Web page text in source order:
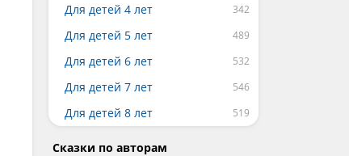
Для детей 4 лет
Для детей 5 лет
Для детей 6 лет
Для детей 7 лет
Для детей 8 лет
Сказки по авторам